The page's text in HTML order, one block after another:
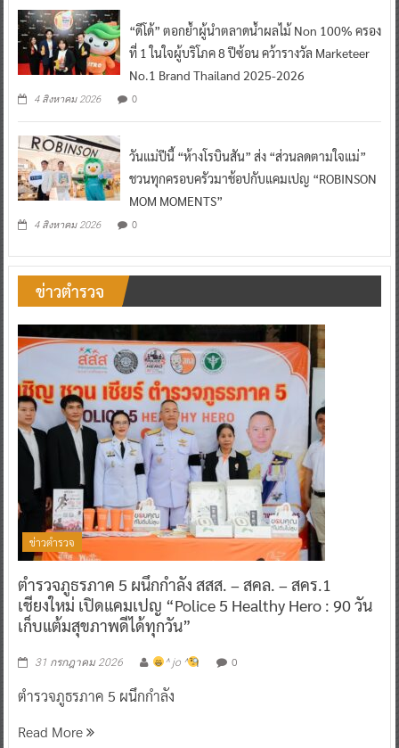
“ดีโด้” ตอกย้ำผู้นำตลาดน้ำผลไม้ Non 100% ครอง
ที่ 1 ในใจผู้บริโภค 8 ปีซ้อน คว้ารางวัล Marketeer
No.1 Brand Thailand 2025-2026
4 สิงหาคม 2026 0
วันแม่ปีนี้ “ห้างโรบินสัน” ส่ง “ส่วนลดตามใจแม่”
ชวนทุกครอบครัวมาช้อปกับแคมเปญ “ROBINSON
MOM MOMENTS”
4 สิงหาคม 2026 0
ข่าวตำรวจ
ข่าวตำรวจ
ตำรวจภูธรภาค 5 ผนึกกำลัง สสส. – สคล. – สคร.1
เชียงใหม่ เปิดแคมเปญ “Police 5 Healthy Hero : 90 วัน
เก็บแต้มสุขภาพดีได้ทุกวัน”
31 กรกฎาคม 2026 ^ jo ^ 0
ตำรวจภูธรภาค 5 ผนึกกำลัง
Read More